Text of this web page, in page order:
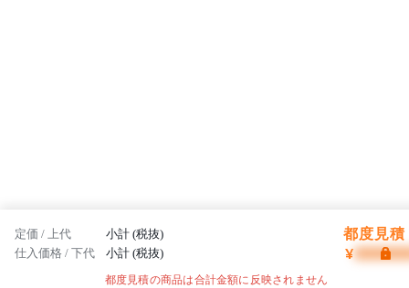
定価 / 上代 小計 (税抜) 都度見積
仕入価格 / 下代 小計 (税抜) ¥
都度見積の商品は合計金額に反映されません